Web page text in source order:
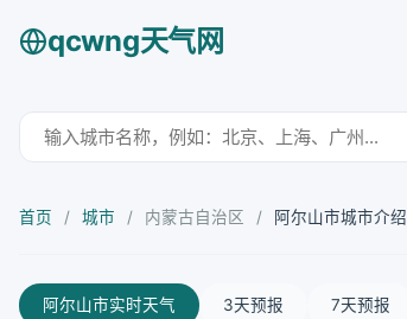
qcwng天气网
首页 / 城市 / 内蒙古自治区 / 阿尔山市城市介绍
阿尔山市实时天气 3天预报 7天预报